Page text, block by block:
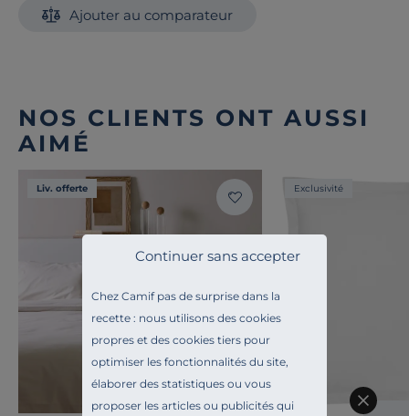
Chez Camif pas de surprise dans la
recette : nous utilisons des cookies
propres et des cookies tiers pour
optimiser les fonctionnalités du site,
élaborer des statistiques ou vous
proposer les articles ou publicités qui
Continuer sans accepter
Ajouter au comparateur
NOS CLIENTS ONT AUSSI
AIMÉ
Liv. offerte Exclusivité